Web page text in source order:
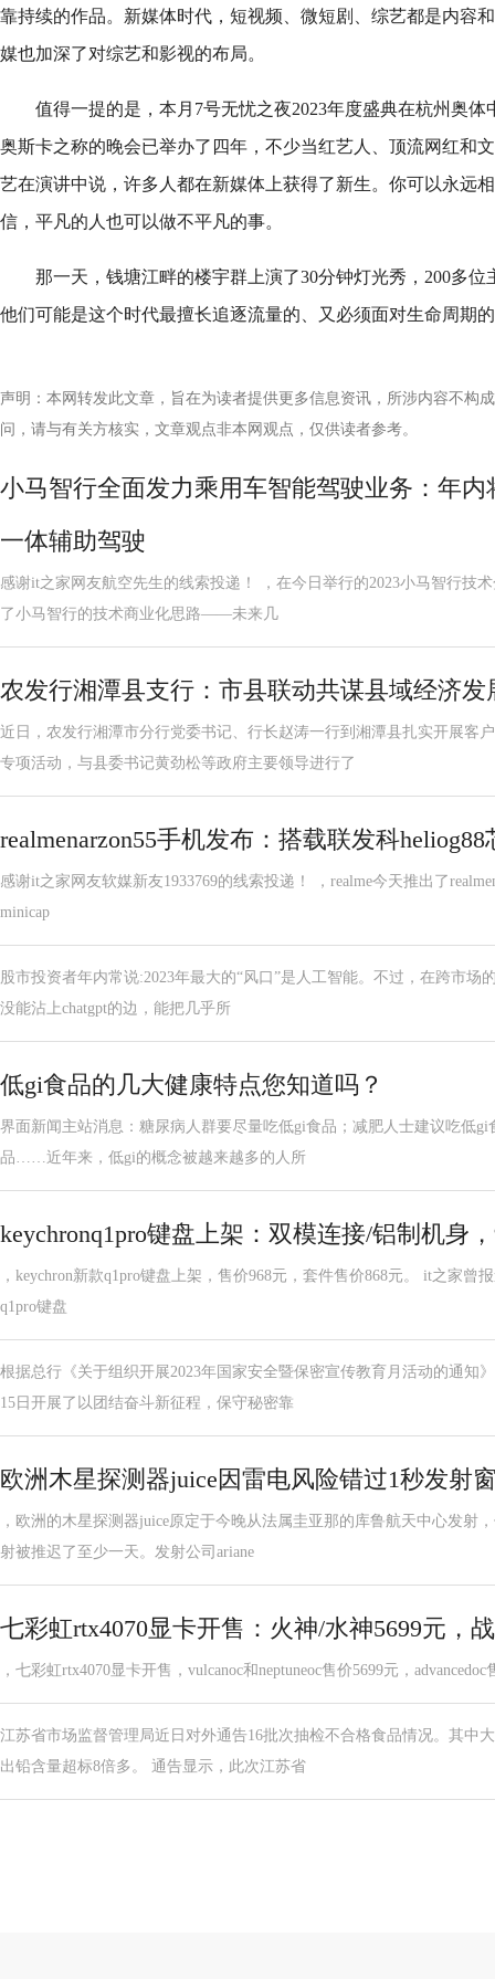
靠持续的作品。新媒体时代，短视频、微短剧、综艺都是内容
媒也加深了对综艺和影视的布局。
值得一提的是，本月7号无忧之夜2023年度盛典在杭州奥
奥斯卡之称的晚会已举办了四年，不少当红艺人、顶流网红和
艺在演讲中说，许多人都在新媒体上获得了新生。你可以永远
信，平凡的人也可以做不平凡的事。
那一天，钱塘江畔的楼宇群上演了30分钟灯光秀，200多
他们可能是这个时代最擅长追逐流量的、又必须面对生命周期
声明：本网转发此文章，旨在为读者提供更多信息资讯，所涉内容不构
问，请与有关方核实，文章观点非本网观点，仅供读者参考。
小马智行全面发力乘用车智能驾驶业务：年
一体辅助驾驶
感谢it之家网友航空先生的线索投递！ ，在今日举行的2023小马智行技
了小马智行的技术商业化思路——未来几
农发行湘潭县支行：市县联动共谋县域经济发
近日，农发行湘潭市分行党委书记、行长赵涛一行到湘潭县扎实开展客
专项活动，与县委书记黄劲松等政府主要领导进行了
realmenarzon55手机发布：搭载联发科heliog88
感谢it之家网友软媒新友1933769的线索投递！ ，realme今天推出了
minicap
股市投资者年内常说:2023年最大的“风口”是人工智能。不过，在跨市场
没能沾上chatgpt的边，能把几乎所
低gi食品的几大健康特点您知道吗？
界面新闻主站消息：糖尿病人群要尽量吃低gi食品；减肥人士建议吃低
品……近年来，低gi的概念被越来越多的人所
keychronq1pro键盘上架：双模连接/铝制机身
，keychron新款q1pro键盘上架，售价968元，套件售价868元。 it之家曾
q1pro键盘
根据总行《关于组织开展2023年国家安全暨保密宣传教育月活动的通知
15日开展了以团结奋斗新征程，保守秘密靠
欧洲木星探测器juice因雷电风险错过1秒发射
，欧洲的木星探测器juice原定于今晚从法属圭亚那的库鲁航天中心发射
射被推迟了至少一天。发射公司ariane
七彩虹rtx4070显卡开售：火神/水神5699元，
，七彩虹rtx4070显卡开售，vulcanoc和neptuneoc售价5699元，
江苏省市场监督管理局近日对外通告16批次抽检不合格食品情况。其中
出铅含量超标8倍多。 通告显示，此次江苏省